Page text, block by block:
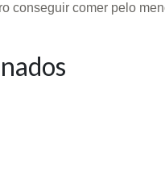
conseguir comer pelo